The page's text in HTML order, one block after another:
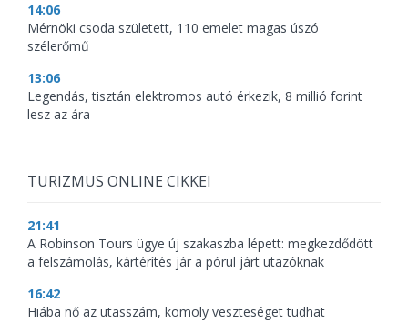
14:06
Mérnöki csoda született, 110 emelet magas úszó
szélerőmű
13:06
Legendás, tisztán elektromos autó érkezik, 8 millió forint
lesz az ára
TURIZMUS ONLINE CIKKEI
21:41
A Robinson Tours ügye új szakaszba lépett: megkezdődött
a felszámolás, kártérítés jár a pórul járt utazóknak
16:42
Hiába nő az utasszám, komoly veszteséget tudhat